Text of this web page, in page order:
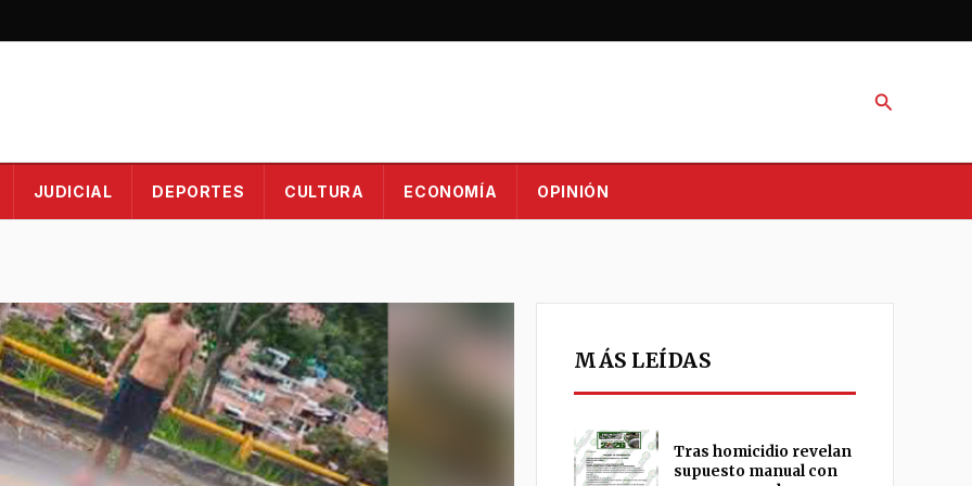
Buscar
JUDICIAL DEPORTES CULTURA ECONOMÍA OPINIÓN
MÁS LEÍDAS
Tras homicidio revelan
supuesto manual con